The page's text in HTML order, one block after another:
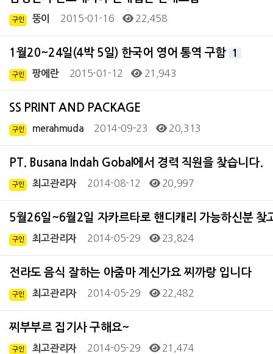
구인 뚱이 2015-01-16 22,458
1월20~24일(4박 5일) 한국어 영어 통역 구함 1
구인 팡에란 2015-01-12 21,943
SS PRINT AND PACKAGE
구인 merahmuda 2014-09-23 20,313
PT. Busana Indah Gobal에서 경력 직원을 찾습니다.
구인 최고관리자 2014-08-12 20,997
5월26일~6월2일 자카르타로 핸디캐리 가능하신분 찾
구인 최고관리자 2014-05-29 23,824
전라도 음식 잘하는 아줌마 계신가요 찌까랑 입니다
구인 최고관리자 2014-05-29 22,482
찌부부르 집기사 구해요~
구인 최고관리자 2014-05-29 21,474